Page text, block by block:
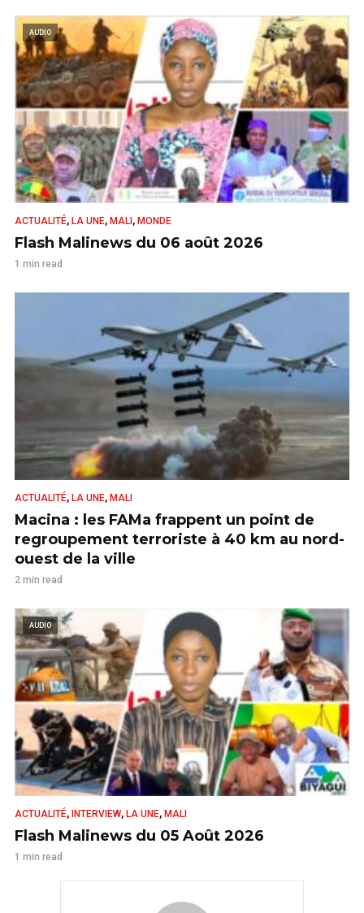
AUDIO
ACTUALITÉ, LA UNE, MALI , MONDE
Flash Malinews du 06 août 2026
1 min read
ACTUALITÉ, LA UNE, MALI
Macina : les FAMa frappent un point de
regroupement terroriste à 40 km au nord-
ouest de la ville
2 min read
AUDIO
ACTUALITÉ, INTERVIEW, LA UNE, MALI
Flash Malinews du 05 Août 2026
1 min read